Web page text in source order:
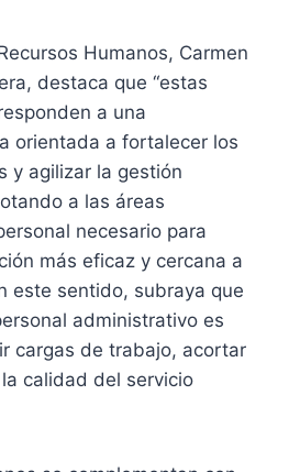
Humanos, Carmen
destaca que “estas
a una
orientada a fortalecer los
y agilizar la gestión
a las áreas
necesario para
más eficaz y cercana a
este sentido, subraya que
administrativo es
cargas de trabajo, acortar
calidad del servicio